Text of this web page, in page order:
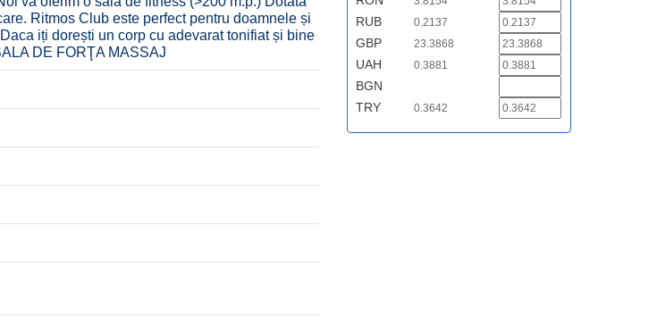
Ritmos Club este perfect pentru doamnele și
iți dorești un corp cu adevarat tonifiat și bine
DE FORŢA MASSAJ
RUB 0.2137
GBP 23.3868
UAH 0.3881
BGN
TRY
0.3642